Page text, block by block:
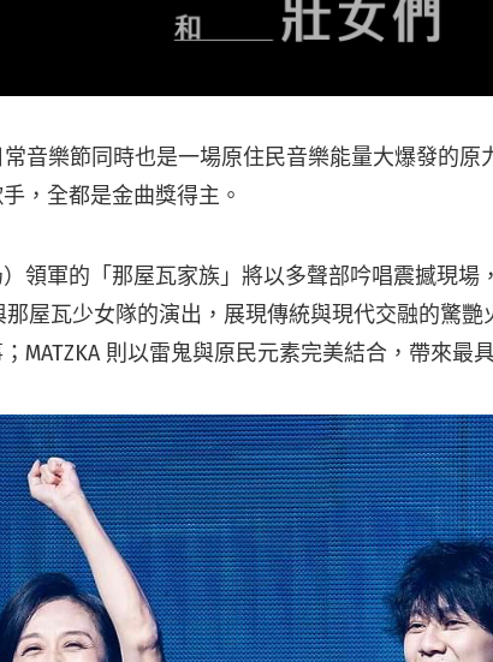
音樂節同時也是一場原住民音樂能量大爆發的原
，全都是金曲獎得主。
領軍的「那屋瓦家族」將以多聲部吟唱震撼現場
那屋瓦少女隊的演出，展現傳統與現代交融的驚
MATZKA 則以雷鬼與原民元素完美結合，帶來最